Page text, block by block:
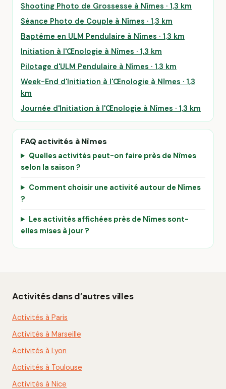
Shooting Photo de Grossesse à Nîmes · 1,3 km
Séance Photo de Couple à Nîmes · 1,3 km
Baptême en ULM Pendulaire à Nîmes · 1,3 km
Initiation à l'Œnologie à Nîmes · 1,3 km
Pilotage d'ULM Pendulaire à Nîmes · 1,3 km
Week-End d'Initiation à l'Œnologie à Nîmes · 1,3
km
Journée d'Initiation à l'Œnologie à Nîmes · 1,3 km
FAQ activités à Nîmes
Quelles activités peut-on faire près de Nîmes
selon la saison ?
Comment choisir une activité autour de Nîmes
?
Les activités affichées près de Nîmes sont-
elles mises à jour ?
Activités dans d’autres villes
Activités à Paris
Activités à Marseille
Activités à Lyon
Activités à Toulouse
Activités à Nice